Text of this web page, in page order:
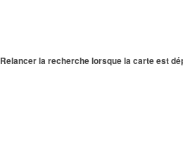
Relancer la recherche lorsque la carte est